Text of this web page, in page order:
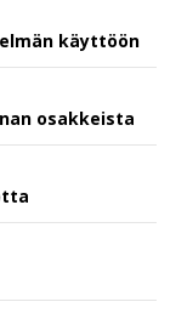
käyttöön
osakkeista